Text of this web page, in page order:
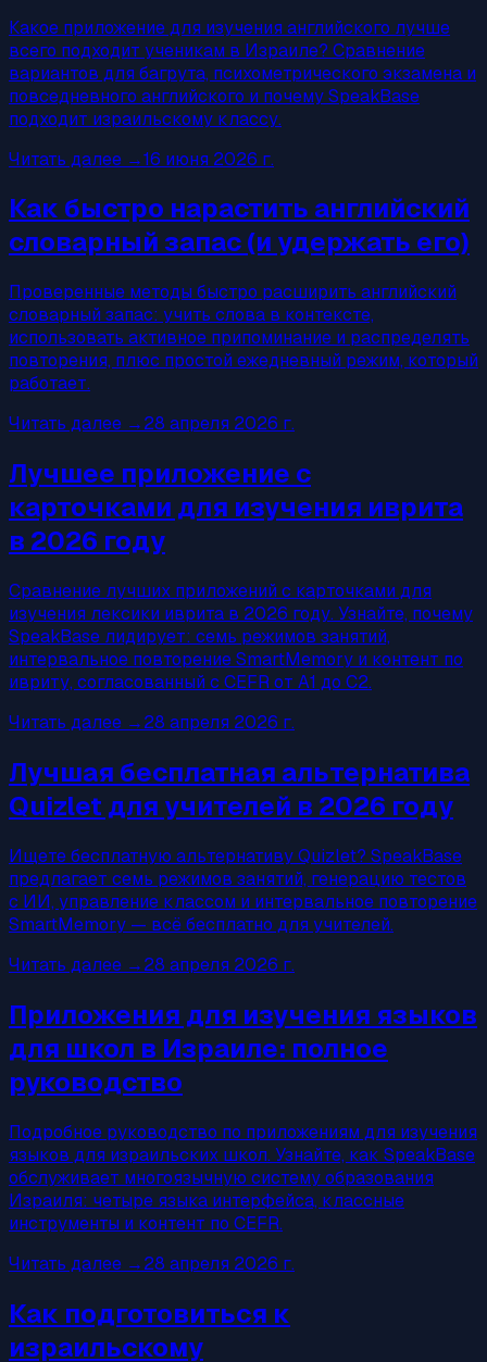
Какое приложение для изучения английского лучше
всего подходит ученикам в Израиле? Сравнение
вариантов для багрута, психометрического экзамена и
повседневного английского и почему SpeakBase
подходит израильскому классу.
Читать далее →16 июня 2026 г.
Как быстро нарастить английский
словарный запас (и удержать его)
Проверенные методы быстро расширить английский
словарный запас: учить слова в контексте,
использовать активное припоминание и распределять
повторения, плюс простой ежедневный режим, который
работает.
Читать далее →28 апреля 2026 г.
Лучшее приложение с
карточками для изучения иврита
в 2026 году
Сравнение лучших приложений с карточками для
изучения лексики иврита в 2026 году. Узнайте, почему
SpeakBase лидирует: семь режимов занятий,
интервальное повторение SmartMemory и контент по
ивриту, согласованный с CEFR от A1 до C2.
Читать далее →28 апреля 2026 г.
Лучшая бесплатная альтернатива
Quizlet для учителей в 2026 году
Ищете бесплатную альтернативу Quizlet? SpeakBase
предлагает семь режимов занятий, генерацию тестов
с ИИ, управление классом и интервальное повторение
SmartMemory — всё бесплатно для учителей.
Читать далее →28 апреля 2026 г.
Приложения для изучения языков
для школ в Израиле: полное
руководство
Подробное руководство по приложениям для изучения
языков для израильских школ. Узнайте, как SpeakBase
обслуживает многоязычную систему образования
Израиля: четыре языка интерфейса, классные
инструменты и контент по CEFR.
Читать далее →28 апреля 2026 г.
Как подготовиться к
израильскому